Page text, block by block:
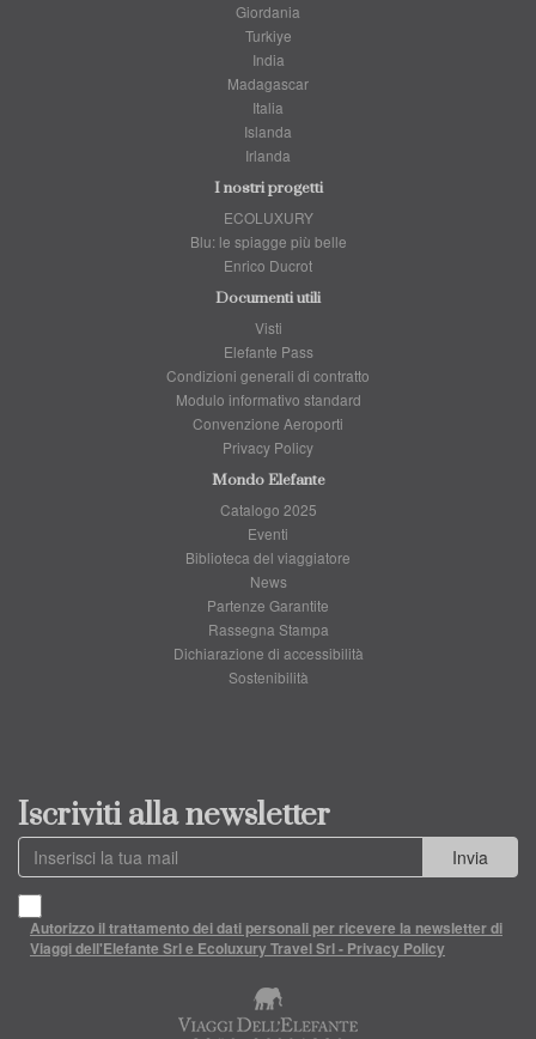
Giordania
Turkiye
India
Madagascar
Italia
Islanda
Irlanda
I nostri progetti
ECOLUXURY
Blu: le spiagge più belle
Enrico Ducrot
Documenti utili
Visti
Elefante Pass
Condizioni generali di contratto
Modulo informativo standard
Convenzione Aeroporti
Privacy Policy
Mondo Elefante
Catalogo 2025
Eventi
Biblioteca del viaggiatore
News
Partenze Garantite
Rassegna Stampa
Dichiarazione di accessibilità
Sostenibilità
Iscriviti alla newsletter
Invia
Autorizzo il trattamento dei dati personali per ricevere la newsletter di
Viaggi dell'Elefante Srl e Ecoluxury Travel Srl - Privacy Policy